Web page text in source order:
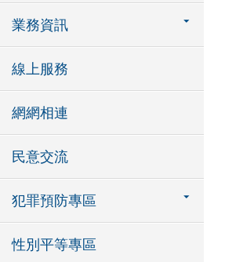
業務資訊
線上服務
網網相連
民意交流
犯罪預防專區
性別平等專區